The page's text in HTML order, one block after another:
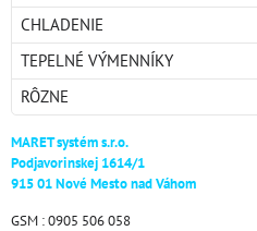
CHLADENIE
TEPELNÉ VÝMENNÍKY
RÔZNE
MARET systém s.r.o.
Podjavorinskej 1614/1
915 01 Nové Mesto nad Váhom
GSM : 0905 506 058